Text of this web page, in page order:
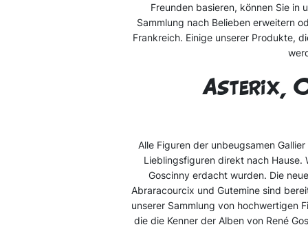
Freunden basieren, können Sie in
Sammlung nach Belieben erweitern
Frankreich. Einige unserer Produkte,
Asterix,
Alle Figuren der unbeugsamen
Lieblingsfiguren direkt nach Hause.
Goscinny erdacht wurden. Die
Abraracourcix und Gutemine sind
unserer Sammlung von hochwertigen
die die Kenner der Alben von René